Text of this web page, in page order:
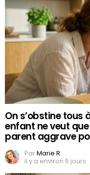
On s’obstine
enfant ne veut
parent aggrave
ParMarie R.
il y a environ 5 jours